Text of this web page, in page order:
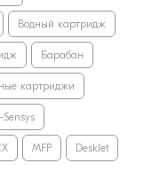
Водный картридж
Барабан
картриджи
MFP DeskJet